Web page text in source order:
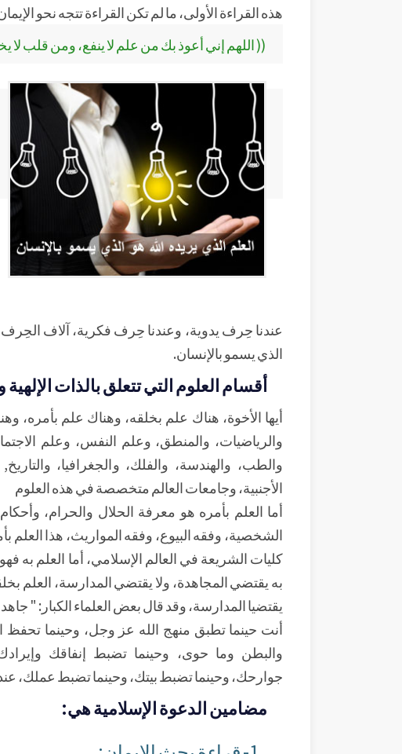
هذه القراءة الأولى، ما لم تكن القراءة تتجه نحو
(( اللهم إني أعوذ بك من علم لا ينفع، ومن قلب
عندنا حِرف يدوية، وعندنا حِرف فكرية، آلاف الحِرف
الذي يسمو بالإنسان.
أقسام العلوم التي تتعلق بالذات
أيها الأخوة، هناك علم بخلقه، وهناك علم بأمره،
والرياضيات، والمنطق، وعلم النفس، وعلم
والطب، والهندسة، والفلك، والجغرافيا،
الأجنبية، وجامعات العالم متخصصة في هذه العلوم
أما العلم بأمره هو معرفة الحلال والحرام،
الشخصية، وفقه البيوع، وفقه المواريث، هذا
كليات الشريعة في العالم الإسلامي، أما العلم به
به يقتضي المجاهدة، ولا يقتضي المدارسة، العلم
يقتضيا المدارسة، وقد قال بعض العلماء الكبار: "
أنت حينما تطبق منهج الله عز وجل، وحينما
والبطن وما حوى، وحينما تضبط إنفاقك
جوارحك، وحينما تضبط بيتك، وحينما تضبط عملك،
مضامين الدعوة الإسلامية هي: